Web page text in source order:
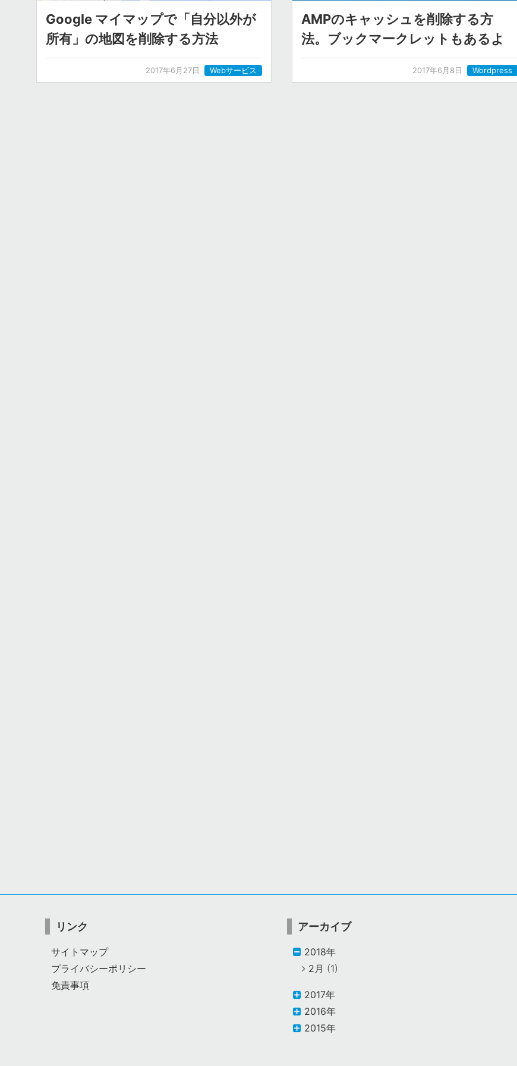
Google マイマップで「自分以外が
所有」の地図を削除する方法
2017年6月27日 Webサービス
AMPのキャッシュを削除する方
法。ブックマークレットもあるよ
2017年6月8日 Wordpress
リンク
サイトマップ
プライバシーポリシー
免責事項
アーカイブ
2018年
2月 (1)
2017年
2016年
2015年